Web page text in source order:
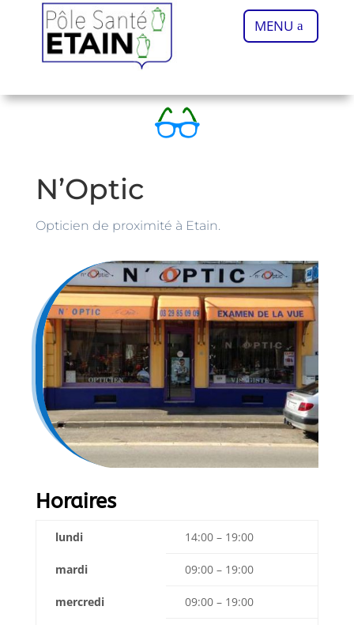
MENU
N’Optic
Opticien de proximité à Etain.
Horaires
lundi 14:00 – 19:00
mardi 09:00 – 19:00
mercredi 09:00 – 19:00